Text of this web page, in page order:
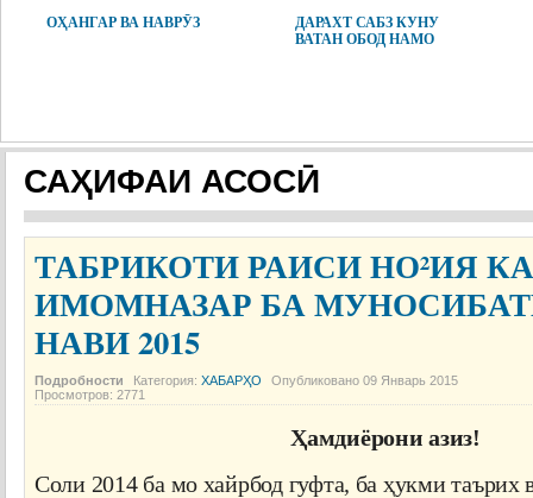
ОҲАНГАР ВА НАВРӮЗ
ДАРАХТ САБЗ КУНУ
ВАТАН ОБОД НАМО
САҲИФАИ АСОСӢ
ТАБРИКОТИ РАИСИ НО²ИЯ
ИМОМНАЗАР БА
НАВИ 2015
Подробности Категория: ХАБАРҲО Опубликовано 09 Январь 2015
Просмотров: 2771
Ҳамдиёрони азиз!
Соли 2014 ба мо хайрбод гуфта, ба ҳукми таърих